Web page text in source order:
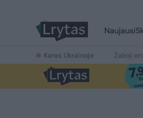
Naujausi
Karas Ukrainoje Žalioji